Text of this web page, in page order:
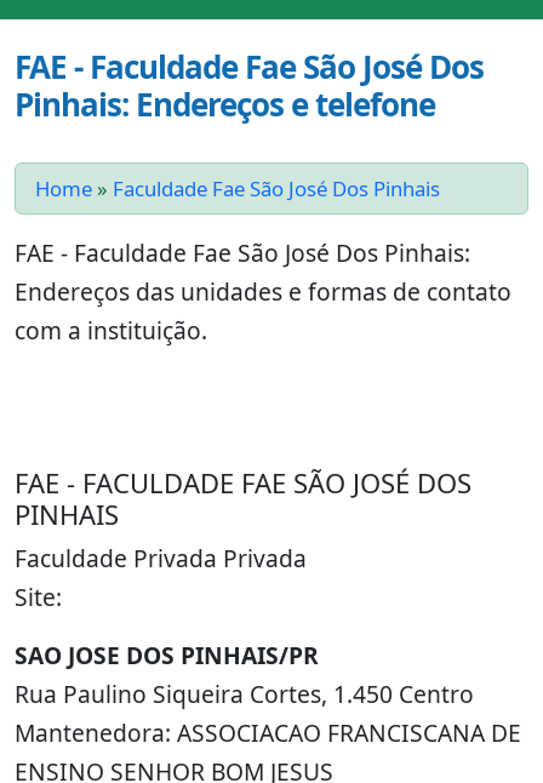
FAE - Faculdade Fae São José Dos
Pinhais: Endereços e telefone
Home » Faculdade Fae São José Dos Pinhais
FAE - Faculdade Fae São José Dos Pinhais:
Endereços das unidades e formas de contato
com a instituição.
FAE - FACULDADE FAE SÃO JOSÉ DOS
PINHAIS
Faculdade Privada Privada
Site:
SAO JOSE DOS PINHAIS/PR
Rua Paulino Siqueira Cortes, 1.450 Centro
Mantenedora: ASSOCIACAO FRANCISCANA DE
ENSINO SENHOR BOM JESUS